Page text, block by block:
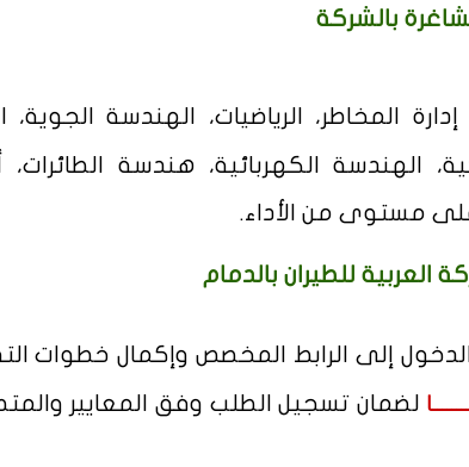
بالشركة
المخاطر، الرياضيات، الهندسة الجوية،
الهندسة الكهربائية، هندسة الطائرات،
مستوى من الأداء.
للطيران بالدمام
إلى الرابط المخصص وإكمال خطوات
لضمان تسجيل الطلب وفق المعايير